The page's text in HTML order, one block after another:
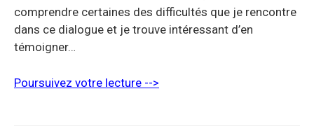
comprendre certaines des difficultés que je rencontre
dans ce dialogue et je trouve intéressant d’en
témoigner…
Poursuivez votre lecture -->